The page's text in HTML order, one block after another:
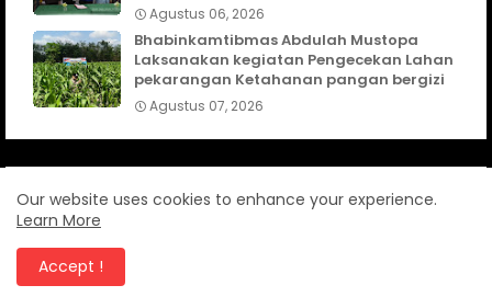
Agustus 06, 2026
Bhabinkamtibmas Abdulah Mustopa
Laksanakan kegiatan Pengecekan Lahan
pekarangan Ketahanan pangan bergizi
Agustus 07, 2026
TELUSURI
CanangNews
KABUPATEN INDRAGIRI HULU
Our website uses cookies to enhance your experience.
Learn More
Accept !